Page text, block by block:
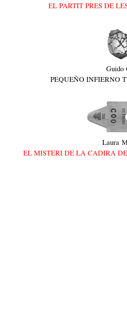
EL PARTIT PRES DE
Guido
PEQUEÑO INFIERNO
Laura
EL MISTERI DE LA CADIRA